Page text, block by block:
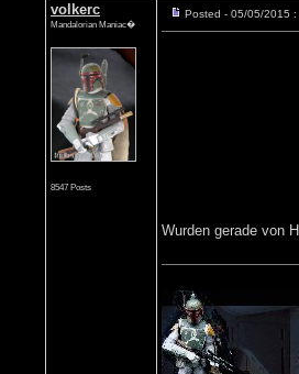
volkerc
Mandalorian Maniac�
8547 Posts
Posted - 05/05/2015
Wurden gerade von